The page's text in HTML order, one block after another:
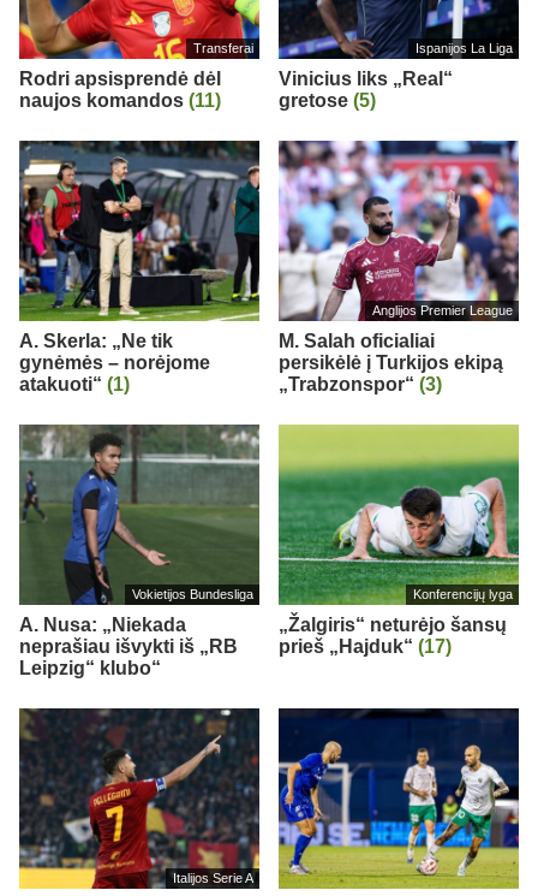
Transferai
Rodri apsisprendė dėl
naujos komandos (11)
Ispanijos La Liga
Vinicius liks „Real“
gretose (5)
A. Skerla: „Ne tik
gynėmės – norėjome
atakuoti“ (1)
Anglijos Premier League
M. Salah oficialiai
persikėlė į Turkijos ekipą
„Trabzonspor“ (3)
Vokietijos Bundesliga
A. Nusa: „Niekada
neprašiau išvykti iš „RB
Leipzig“ klubo“
Konferencijų lyga
„Žalgiris“ neturėjo šansų
prieš „Hajduk“ (17)
Italijos Serie A